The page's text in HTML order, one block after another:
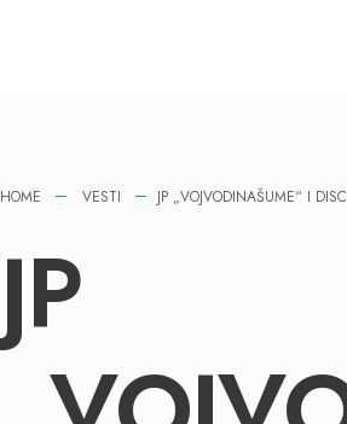
HOME VESTI JP „VOJVODINAŠUME“ I
JP